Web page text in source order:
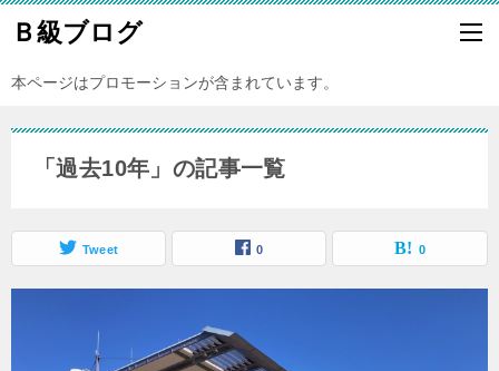
Ｂ級ブログ
本ページはプロモーションが含まれています。
「過去10年」の記事一覧
Tweet 0 0